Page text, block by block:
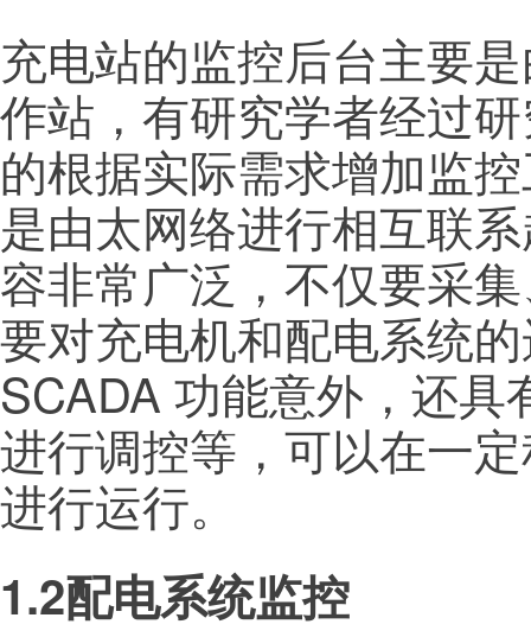
充电站的监控后台主要
作站，有研究学者经过
的根据实际需求增加监
是由太网络进行相互联
容非常广泛，不仅要采
要对充电机和配电系统
SCADA 功能意外，还
进行调控等，可以在一
进行运行。
1.2配电系统监控